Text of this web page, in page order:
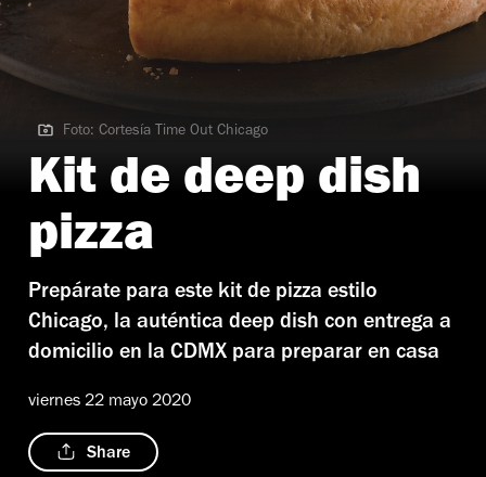
Foto: Cortesía Time Out Chicago
Foto: Cortesía Time Out Chicago
Kit de deep dish
pizza
Prepárate para este kit de pizza estilo
Chicago, la auténtica deep dish con entrega a
domicilio en la CDMX para preparar en casa
viernes 22 mayo 2020
Share